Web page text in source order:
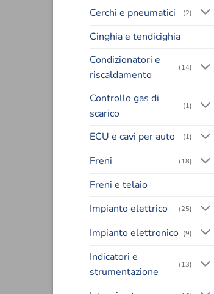
Cerchi e pneumatici (2)
Cinghia e tendicighia
Condizionatori e
riscaldamento
(14)
Controllo gas di
scarico
(1)
ECU e cavi per auto (1)
Freni (18)
Freni e telaio
Impianto elettrico (25)
Impianto elettronico (9)
Indicatori e
strumentazione
(13)